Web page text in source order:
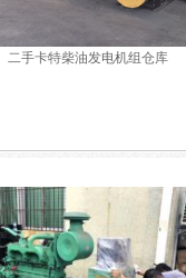
二手卡特柴油发电机组仓库